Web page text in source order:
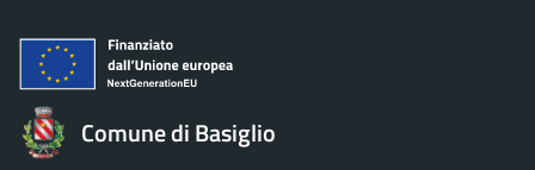
Comune di Basiglio